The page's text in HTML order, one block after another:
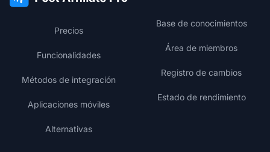
Precios
Funcionalidades
Métodos de integración
Aplicaciones móviles
Alternativas
Base de conocimientos
Área de miembros
Registro de cambios
Estado de rendimiento